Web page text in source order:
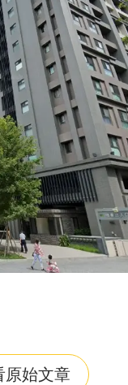
原始文章